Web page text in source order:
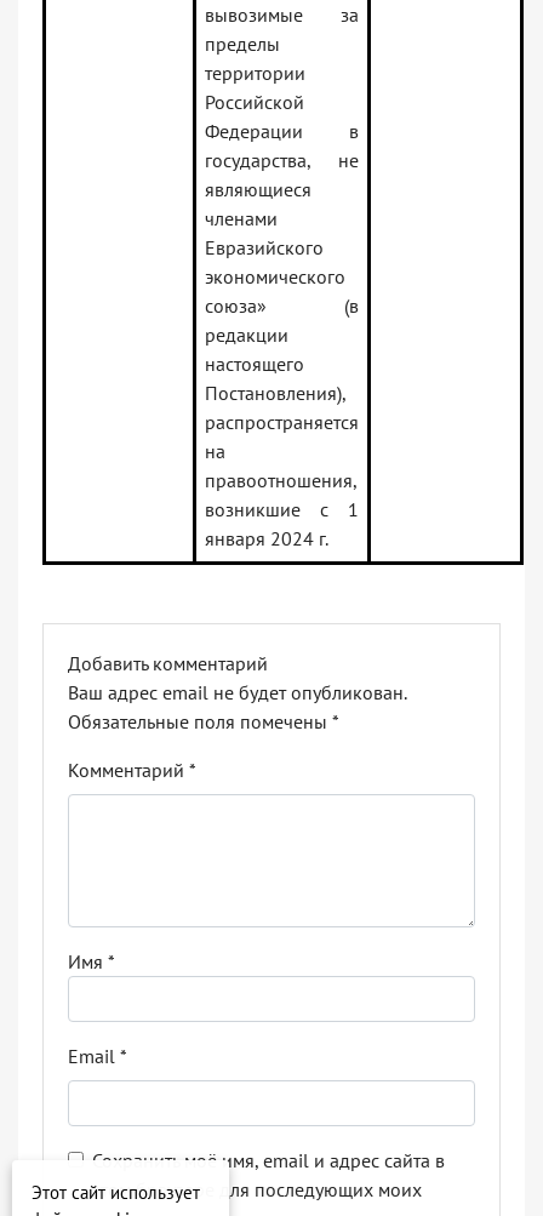
вывозимые за
пределы
территории
Российской
Федерации в
государства, не
являющиеся
членами
Евразийского
экономического
союза» (в
редакции
настоящего
Постановления),
распространяется
на
правоотношения,
возникшие с 1
января 2024 г.
Добавить комментарий
Ваш адрес email не будет опубликован.
Обязательные поля помечены *
Комментарий *
Имя *
Email *
Сохранить моё имя, email и адрес сайта в
этом браузере для последующих моих
Этот сайт использует